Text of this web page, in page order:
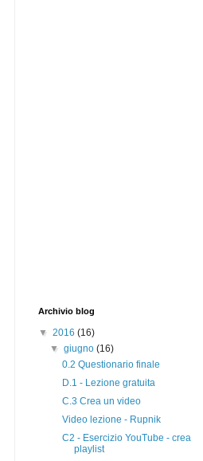
Archivio blog
▼ 2016 (16)
▼giugno(16)
0.2 Questionario finale
D.1 - Lezione gratuita
C.3 Crea un video
Video lezione - Rupnik
C2 - Esercizio YouTube - crea
playlist